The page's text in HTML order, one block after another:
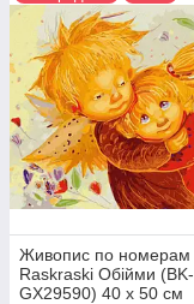
Живопис по номерам
Raskraski Обійми (BK-
GX29590) 40 х 50 см